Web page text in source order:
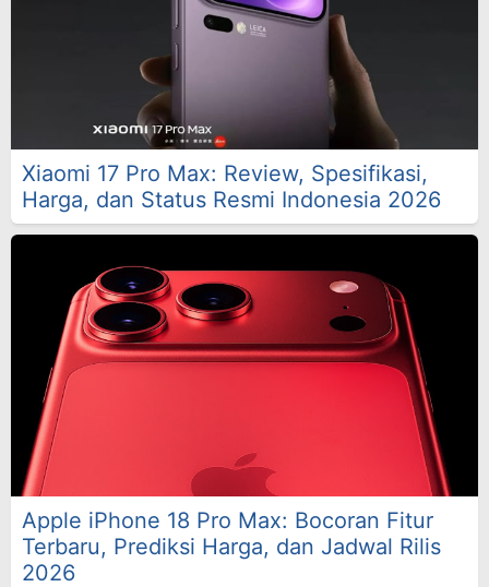
Xiaomi 17 Pro Max: Review, Spesifikasi,
Harga, dan Status Resmi Indonesia 2026
Apple iPhone 18 Pro Max: Bocoran Fitur
Terbaru, Prediksi Harga, dan Jadwal Rilis
2026